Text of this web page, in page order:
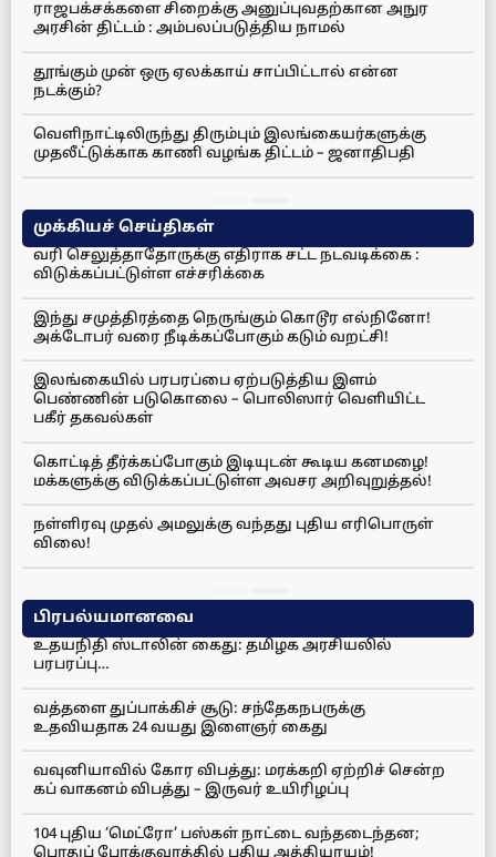
ராஜபக்சக்களை சிறைக்கு அனுப்புவதற்கான அநுர
அரசின் திட்டம் : அம்பலப்படுத்திய நாமல்
தூங்கும் முன் ஒரு ஏலக்காய் சாப்பிட்டால் என்ன
நடக்கும்?
வெளிநாட்டிலிருந்து திரும்பும் இலங்கையர்களுக்கு
முதலீட்டுக்காக காணி வழங்க திட்டம் – ஜனாதிபதி
முக்கியச் செய்திகள்
வரி செலுத்தாதோருக்கு எதிராக சட்ட நடவடிக்கை :
விடுக்கப்பட்டுள்ள எச்சரிக்கை
இந்து சமுத்திரத்தை நெருங்கும் கொடூர எல்நினோ!
அக்டோபர் வரை நீடிக்கப்போகும் கடும் வறட்சி!
இலங்கையில் பரபரப்பை ஏற்படுத்திய இளம்
பெண்ணின் படுகொலை – பொலிஸார் வெளியிட்ட
பகீர் தகவல்கள்
கொட்டித் தீர்க்கப்போகும் இடியுடன் கூடிய கனமழை!
மக்களுக்கு விடுக்கப்பட்டுள்ள அவசர அறிவுறுத்தல்!
நள்ளிரவு முதல் அமலுக்கு வந்தது புதிய எரிபொருள்
விலை!
பிரபல்யமானவை
உதயநிதி ஸ்டாலின் கைது: தமிழக அரசியலில்
பரபரப்பு…
வத்தளை துப்பாக்கிச் சூடு: சந்தேகநபருக்கு
உதவியதாக 24 வயது இளைஞர் கைது
வவுனியாவில் கோர விபத்து: மரக்கறி ஏற்றிச் சென்ற
கப் வாகனம் விபத்து – இருவர் உயிரிழப்பு
104 புதிய ‘மெட்ரோ’ பஸ்கள் நாட்டை வந்தடைந்தன;
பொதுப் போக்குவரத்தில் புதிய அத்தியாயம்!